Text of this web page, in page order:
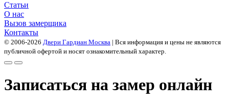
Статьи
О нас
Вызов замерщика
Контакты
© 2006-2026 Двери Гардиан Москва | Вся информация и цены не являются
публичной офертой и носят ознакомительный характер.
Записаться на замер онлайн